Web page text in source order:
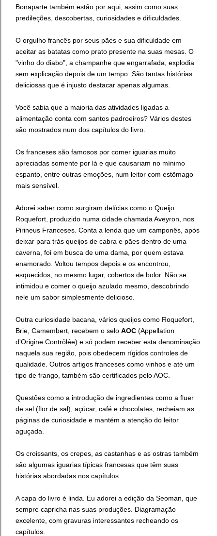
Bonaparte também estão por aqui, assim como suas
predileções, descobertas, curiosidades e dificuldades.
O orgulho francês por seus pães e sua dificuldade em
aceitar as batatas como prato presente na suas mesas. O
"vinho do diabo", a champanhe que engarrafada, explodia
sem explicação depois de um tempo. São tantas histórias
deliciosas que é injusto destacar apenas algumas.
Você sabia que a maioria das atividades ligadas a
alimentação conta com santos padroeiros? Vários destes
são mostrados num dos capítulos do livro.
Os franceses são famosos por comer iguarias muito
apreciadas somente por lá e que causariam no mínimo
espanto, entre outras emoções, num leitor com estômago
mais sensível.
Adorei saber como surgiram delícias como o Queijo
Roquefort, produzido numa cidade chamada Aveyron, nos
Pirineus Franceses. Conta a lenda que um camponês, após
deixar para trás queijos de cabra e pães dentro de uma
caverna, foi em busca de uma dama, por quem estava
enamorado. Voltou tempos depois e os encontrou,
esquecidos, no mesmo lugar, cobertos de bolor. Não se
intimidou e comer o queijo azulado mesmo, descobrindo
nele um sabor simplesmente delicioso.
Outra curiosidade bacana, vários queijos como Roquefort,
Brie, Camembert, recebem o selo AOC (Appellation
d'Origine Contrôlée) e só podem receber esta denominação
naquela sua região, pois obedecem rígidos controles de
qualidade. Outros artigos franceses como vinhos e até um
tipo de frango, também são certificados pelo AOC.
Questões como a introdução de ingredientes como a fluer
de sel (flor de sal), açúcar, café e chocolates, recheiam as
páginas de curiosidade e mantém a atenção do leitor
aguçada.
Os croissants, os crepes, as castanhas e as ostras também
são algumas iguarias típicas francesas que têm suas
histórias abordadas nos capítulos.
A capa do livro é linda. Eu adorei a edição da Seoman, que
sempre capricha nas suas produções. Diagramação
excelente, com gravuras interessantes recheando os
capítulos.